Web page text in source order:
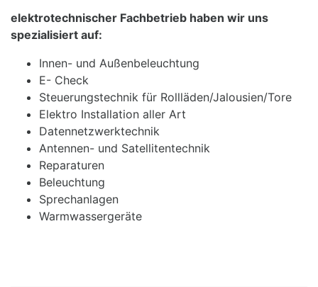
elektrotechnischer Fachbetrieb haben wir uns
spezialisiert auf:
Innen- und Außenbeleuchtung
E- Check
Steuerungstechnik für Rollläden/Jalousien/Tore
Elektro Installation aller Art
Datennetzwerktechnik
Antennen- und Satellitentechnik
Reparaturen
Beleuchtung
Sprechanlagen
Warmwassergeräte